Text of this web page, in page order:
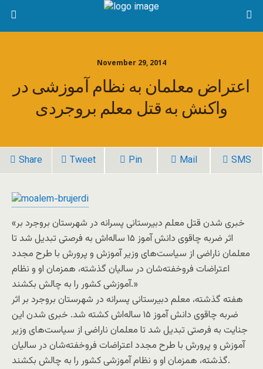
November 29, 2014
اعتراض معلمان به نظام آموزشی در
واکنش به قتل معلم بروجردی
Share Tweet Pin Mail SMS
«خبری شدن قتل معلم دبیرستانی پسرانه در شهرستان بروجرد بر
اثر ضربه چاقوی دانش آموز ۱۵ ساله‌اش به فرصتی تبدیل شد تا
معلمان ناراضی از سیاست‌های وزیر آموزش و پرورش با طرح مجدد
اعتراضات فروخفته‌شان در سالیان گذشته، همزمان او و نظام
آموزشی کشور را به چالش بکشند.»
هفته گذشته، معلم دبیرستانی پسرانه در شهرستان بروجرد بر اثر
ضربه چاقوی دانش آموز ۱۵ ساله‌اش کشته شد. خبری شدن این
جنایت به فرصتی تبدیل شد تا معلمان ناراضی از سیاست‌های وزیر
آموزش و پرورش با طرح مجدد اعتراضات فروخفته‌شان در سالیان
گذشته، همزمان او و نظام آموزشی کشور را به چالش بکشند.